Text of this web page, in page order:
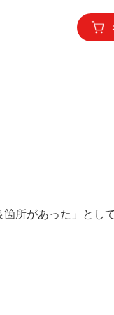
所があった」とし